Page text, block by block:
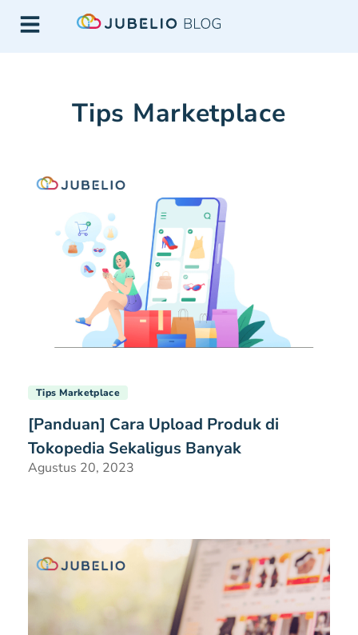
Tips Marketplace
Tips Marketplace
[Panduan] Cara Upload Produk di
Tokopedia Sekaligus Banyak
Agustus 20, 2023